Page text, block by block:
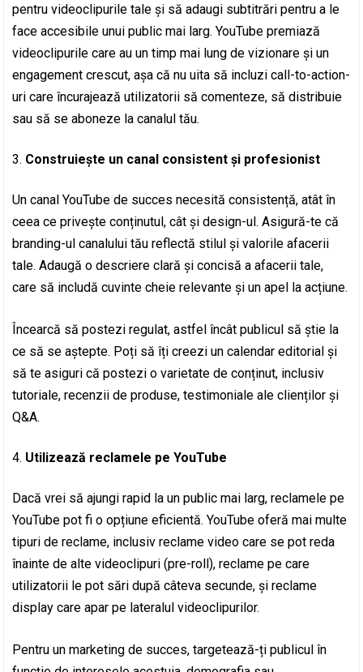
pentru videoclipurile tale și să adaugi subtitrări pentru a le
face accesibile unui public mai larg. YouTube premiază
videoclipurile care au un timp mai lung de vizionare și un
engagement crescut, așa că nu uita să incluzi call-to-action-
uri care încurajează utilizatorii să comenteze, să distribuie
sau să se aboneze la canalul tău.
Construiește un canal consistent și profesionist
Un canal YouTube de succes necesită consistență, atât în
ceea ce privește conținutul, cât și design-ul. Asigură-te că
branding-ul canalului tău reflectă stilul și valorile afacerii
tale. Adaugă o descriere clară și concisă a afacerii tale,
care să includă cuvinte cheie relevante și un apel la acțiune.
Încearcă să postezi regulat, astfel încât publicul să știe la
ce să se aștepte. Poți să îți creezi un calendar editorial și
să te asiguri că postezi o varietate de conținut, inclusiv
tutoriale, recenzii de produse, testimoniale ale clienților și
Q&A.
Utilizează reclamele pe YouTube
Dacă vrei să ajungi rapid la un public mai larg, reclamele pe
YouTube pot fi o opțiune eficientă. YouTube oferă mai multe
tipuri de reclame, inclusiv reclame video care se pot reda
înainte de alte videoclipuri (pre-roll), reclame pe care
utilizatorii le pot sări după câteva secunde, și reclame
display care apar pe lateralul videoclipurilor.
Pentru un marketing de succes, targetează-ți publicul în